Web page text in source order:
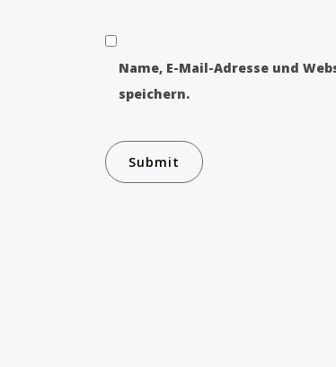
Name, E-Mail-Adresse und
speichern.